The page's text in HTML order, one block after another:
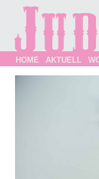
HOME AKTUELL